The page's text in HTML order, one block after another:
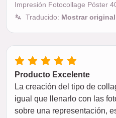
Impresión Fotocollage Póster
Traducido: Mostrar
Producto Excelente
La creación del tipo de
igual que llenarlo con las
sobre una representación,